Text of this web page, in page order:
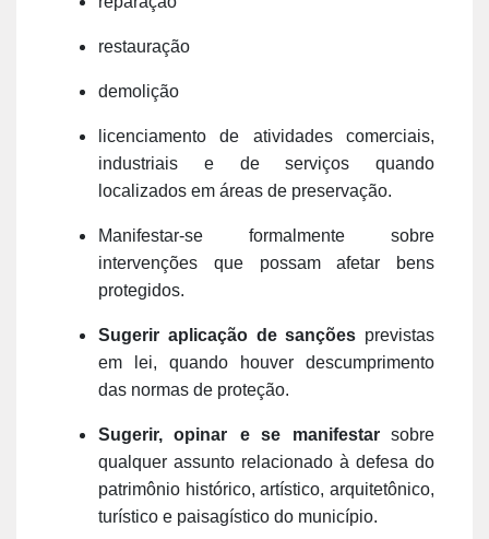
restauração
demolição
licenciamento de atividades comerciais,
industriais e de serviços quando
localizados em áreas de preservação.
Manifestar-se formalmente sobre
intervenções que possam afetar bens
protegidos.
Sugerir aplicação de sanções previstas
em lei, quando houver descumprimento
das normas de proteção.
Sugerir, opinar e se manifestarsobre
qualquer assunto relacionado à defesa do
patrimônio histórico, artístico, arquitetônico,
turístico e paisagístico do município.